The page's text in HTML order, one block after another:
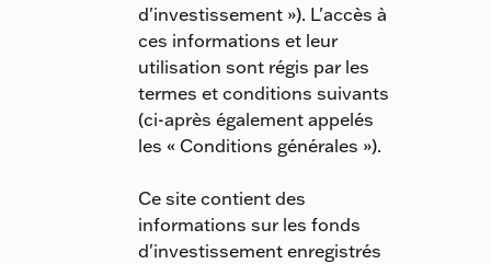
d'investissement »). L'accès à
ces informations et leur
utilisation sont régis par les
termes et conditions suivants
(ci-après également appelés
les « Conditions générales »).
Ce site contient des
informations sur les fonds
d'investissement enregistrés